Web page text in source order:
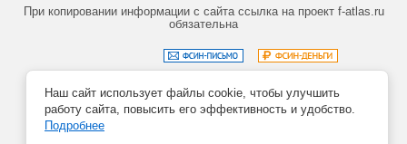
При копировании информации с сайта ссылка на проект f-atlas.ru
обязательна
Задать вопрос Политика обработки данных
Наш сайт использует файлы cookie, чтобы улучшить
работу сайта, повысить его эффективность и удобство.
Подробнее